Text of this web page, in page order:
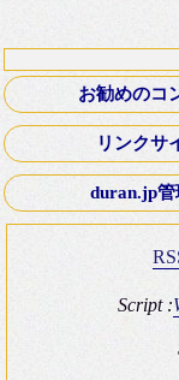
お勧めのコ
第十八話・外伝
Old Fashioned
映画 いつかA列
ミステリースポ
復刻版 itt-your-
リンクサ
文芸Webサーチ
K-電子計算機同
Four Silver Rings
Brown_eyes
ＴＲＡＤ（トラ
duran.jp
Script :